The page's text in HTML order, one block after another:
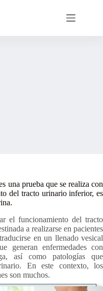
una prueba que se realiza con
del tracto urinario inferior, es
el funcionamiento del tracto
a realizarse en pacientes
en un llenado vesical
generan enfermedades con
así como patologías que
En este contexto, los
son muchos.